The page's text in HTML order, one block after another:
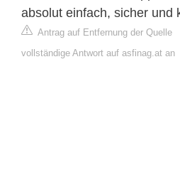
absolut einfach, sicher und
Antrag auf Entfernung der Quelle
vollständige Antwort auf asfinag.at an